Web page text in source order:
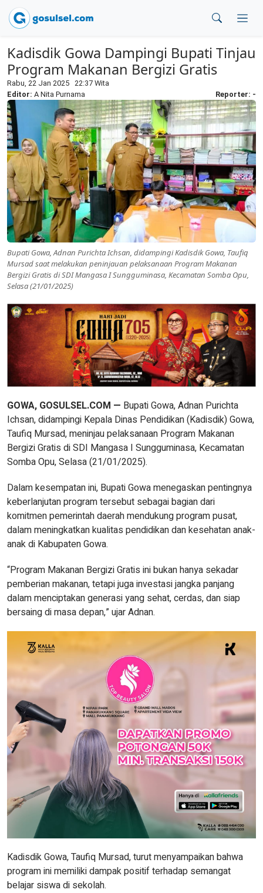
Kadisdik Gowa Dampingi Bupati Tinjau
Program Makanan Bergizi Gratis
Rabu, 22 Jan 2025 22:37 Wita
Editor: A Nita Purnama Reporter: -
Bupati Gowa, Adnan Purichta Ichsan, didampingi Kadisdik Gowa, Taufiq
Mursad saat melakukan peninjauan pelaksanaan Program Makanan
Bergizi Gratis di SDI Mangasa I Sungguminasa, Kecamatan Somba Opu,
Selasa (21/01/2025)
GOWA, GOSULSEL.COM — Bupati Gowa, Adnan Purichta
Ichsan, didampingi Kepala Dinas Pendidikan (Kadisdik) Gowa,
Taufiq Mursad, meninjau pelaksanaan Program Makanan
Bergizi Gratis di SDI Mangasa I Sungguminasa, Kecamatan
Somba Opu, Selasa (21/01/2025).
Dalam kesempatan ini, Bupati Gowa menegaskan pentingnya
keberlanjutan program tersebut sebagai bagian dari
komitmen pemerintah daerah mendukung program pusat,
dalam meningkatkan kualitas pendidikan dan kesehatan anak-
anak di Kabupaten Gowa.
“Program Makanan Bergizi Gratis ini bukan hanya sekadar
pemberian makanan, tetapi juga investasi jangka panjang
dalam menciptakan generasi yang sehat, cerdas, dan siap
bersaing di masa depan,” ujar Adnan.
Kadisdik Gowa, Taufiq Mursad, turut menyampaikan bahwa
program ini memiliki dampak positif terhadap semangat
belajar siswa di sekolah.